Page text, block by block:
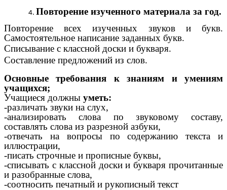
Повторение изученного материала за год.
Повторение всех изученных звуков и букв.
Самостоятельное написание заданных букв.
Списывание с классной доски и букваря.
Составление предложений из слов.
Основные требования к знаниям и умениям
учащихся;
Учащиеся должны уметь:
-различать звуки на слух,
-анализировать слова по звуковому составу,
составлять слова из разрезной азбуки,
-отвечать на вопросы по содержанию текста и
иллюстрации,
-писать строчные и прописные буквы,
-списывать с классной доски и букваря прочитанные
и разобранные слова,
-соотносить печатный и рукописный текст